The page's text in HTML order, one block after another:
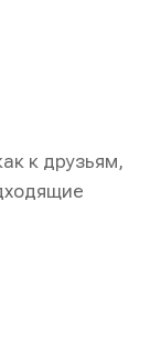
к друзьям,